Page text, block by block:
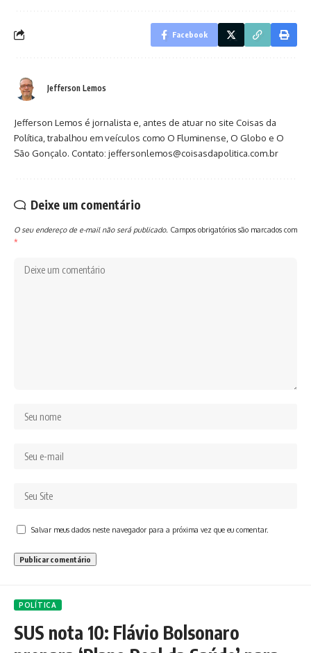
Facebook
Jefferson Lemos
Jefferson Lemos é jornalista e, antes de atuar no site Coisas da
Política, trabalhou em veículos como O Fluminense, O Globo e O
São Gonçalo. Contato: jeffersonlemos@coisasdapolitica.com.br
Deixe um comentário
O seu endereço de e-mail não será publicado. Campos obrigatórios são marcados com
*
Salvar meus dados neste navegador para a próxima vez que eu comentar.
POLÍTICA
SUS nota 10: Flávio Bolsonaro